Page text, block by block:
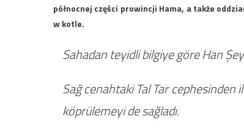
północnej części prowincji Hama, a także
w kotle.
Sahadan teyidli bilgiye göre Han
Sağ cenahtaki Tal Tar cephesinden
köprülemeyi de sağladı.